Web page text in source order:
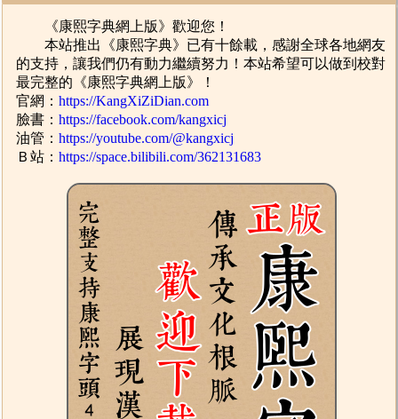
《康熙字典網上版》歡迎您！
本站推出《康熙字典》已有十餘載，感謝全球各地網友
的支持，讓我們仍有動力繼續努力！本站希望可以做到校對
最完整的《康熙字典網上版》！
官網：https://KangXiZiDian.com
臉書：https://facebook.com/kangxicj
油管：https://youtube.com/@kangxicj
Ｂ站：https://space.bilibili.com/362131683